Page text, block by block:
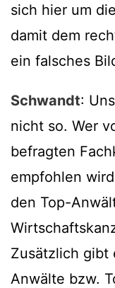
sich hier um
damit dem
ein falsches
Schwandt:
nicht so. Wer
befragten
empfohlen
den Top-
Zusätzlich gibt
Anwälte bzw.